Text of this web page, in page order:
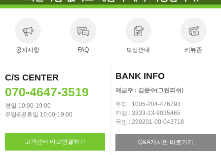
공지사항 FAQ 보상안내 리뷰존
C/S CENTER
070-4647-3519
평일 10:00-19:00
주말&공휴일 10:00-19:00
고객센터 바로연결하기
BANK INFO
예금주 : 김준수(그린피쉬)
우리 : 1005-204-476793
카뱅 : 3333-23-9035465
국민 : 299201-00-043718
Q&A게시판 바로가기